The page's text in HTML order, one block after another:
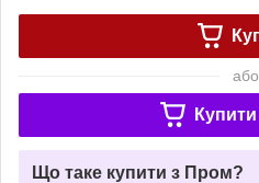
або
Купити
Що таке купити з Пром?